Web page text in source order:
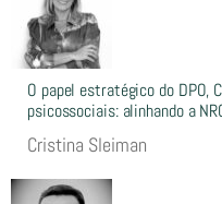
O papel estratégico do DPO,
psicossociais: alinhando a
Cristina Sleiman